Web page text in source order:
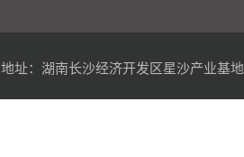
地址：湖南长沙经济开发区星沙产业